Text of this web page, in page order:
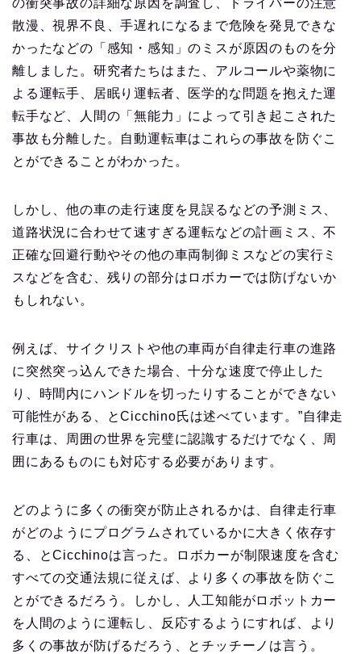
の衝突事故の詳細な原因を調査し、ドライバーの注意
散漫、視界不良、手遅れになるまで危険を発見できな
かったなどの「感知・感知」のミスが原因のものを分
離しました。研究者たちはまた、アルコールや薬物に
よる運転手、居眠り運転者、医学的な問題を抱えた運
転手など、人間の「無能力」によって引き起こされた
事故も分離した。自動運転車はこれらの事故を防ぐこ
とができることがわかった。
しかし、他の車の走行速度を見誤るなどの予測ミス、
道路状況に合わせて速すぎる運転などの計画ミス、不
正確な回避行動やその他の車両制御ミスなどの実行ミ
スなどを含む、残りの部分はロボカーでは防げないか
もしれない。
例えば、サイクリストや他の車両が自律走行車の進路
に突然突っ込んできた場合、十分な速度で停止した
り、時間内にハンドルを切ったりすることができない
可能性がある、とCicchino氏は述べています。”自律走
行車は、周囲の世界を完璧に認識するだけでなく、周
囲にあるものにも対応する必要があります。
どのように多くの衝突が防止されるかは、自律走行車
がどのようにプログラムされているかに大きく依存す
る、とCicchinoは言った。ロボカーが制限速度を含む
すべての交通法規に従えば、より多くの事故を防ぐこ
とができるだろう。しかし、人工知能がロボットカー
を人間のように運転し、反応するようにすれば、より
多くの事故が防げるだろう、とチッチーノは言う。